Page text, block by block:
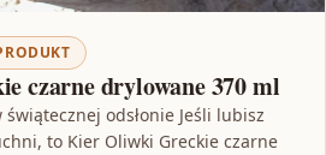
czarne drylowane 370 ml
odsłonie Jeśli lubisz
to Kier Oliwki Greckie czarne